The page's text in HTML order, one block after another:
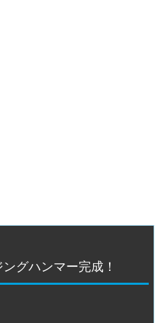
グハンマー完成！